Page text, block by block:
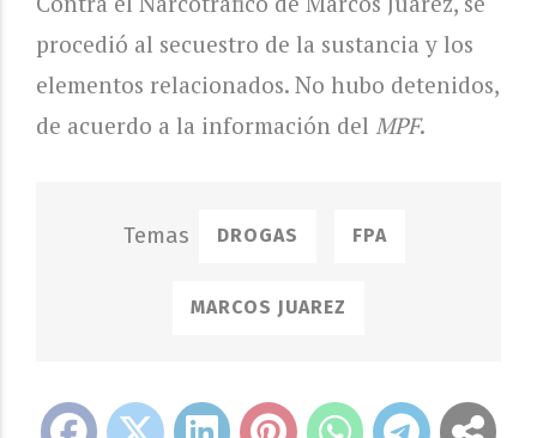
procedió al secuestro de la sustancia y los
elementos relacionados. No hubo detenidos,
de acuerdo a la información del MPF.
DROGAS FPA
MARCOS JUAREZ